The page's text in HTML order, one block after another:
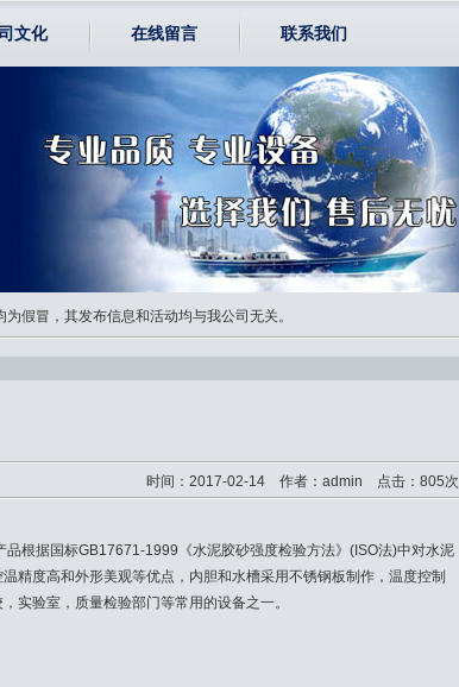
文化 在线留言 联系我们
假冒，其发布信息和活动均与我公司无关。
时间：2017-02-14 作者：admin 点击：805次
品根据国标GB17671-1999《水泥胶砂强度检验方法》(ISO法)中对水泥
精度高和外形美观等优点，内胆和水槽采用不锈钢板制作，温度控制
实验室，质量检验部门等常用的设备之一。